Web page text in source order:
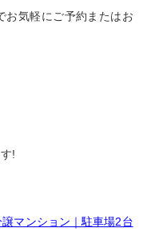
お気軽にご予約またはお
!
譲マンション｜駐車場2台